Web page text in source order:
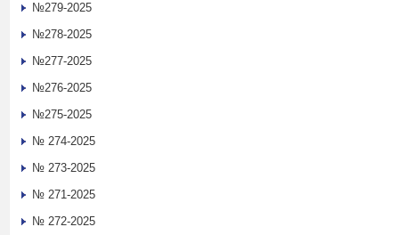
№279-2025
№278-2025
№277-2025
№276-2025
№275-2025
№ 274-2025
№ 273-2025
№ 271-2025
№ 272-2025